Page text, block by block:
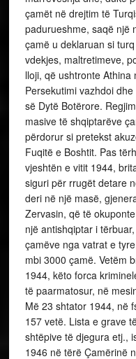
çamët në drejtim të
padurueshme, saqë një
çamë u deklaruan si
vdekjes, maltretimeve,
lloji, që ushtronte Athina
Persekutimi vazhdoi
së Dytë Botërore.
masive të shqiptarëve
përdorur si pretekst
Fuqitë e Boshtit. Pas
vjeshtën e vitit 1944,
siguri për rrugët detare
deri në një masë,
Zervasin, që të
një antishqiptar i
çamëve nga vatrat e
mbi 3000 çamë. Vetëm
1944, këto forca
të paarmatosur, në
Më 23 shtator 1944, në
157 vetë. Lista e grave
shtëpive të djegura etj.,
1946 në tërë Çamërinë